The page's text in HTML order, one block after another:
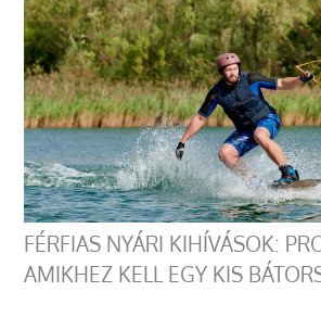
FÉRFIAS NYÁRI KIHÍVÁSOK:
AMIKHEZ KELL EGY KIS